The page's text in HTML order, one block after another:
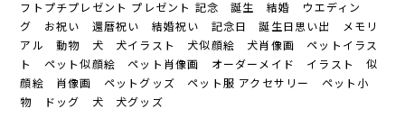
フトプチプレゼント プレゼント 記念 誕生 結婚 ウエディン
グ お祝い 還暦祝い 結婚祝い 記念日 誕生日思い出 メモリ
アル 動物 犬 犬イラスト 犬似顔絵 犬肖像画 ペットイラス
ト ペット似顔絵 ペット肖像画 オーダーメイド イラスト 似
顔絵 肖像画 ペットグッズ ペット服 アクセサリー ペット小
物 ドッグ 犬 犬グッズ